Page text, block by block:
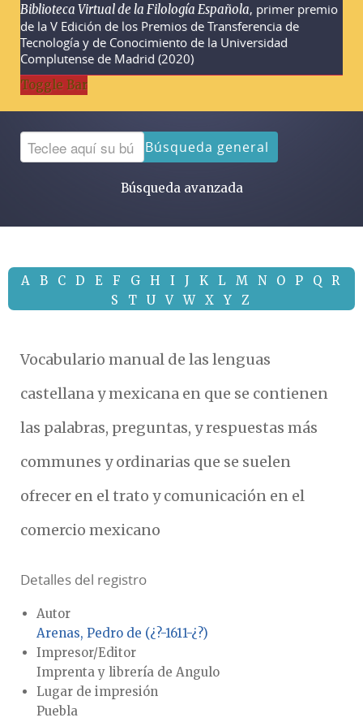
Biblioteca Virtual de la Filología Española, primer premio
de la V Edición de los Premios de Transferencia de
Tecnología y de Conocimiento de la Universidad
Complutense de Madrid (2020)
Toggle Bar
Búsqueda general
Búsqueda avanzada
A B C D E F G H I J K L M N O P Q
R
S
T U V W X Y Z
Vocabulario manual de las lenguas
castellana y mexicana en que se contienen
las palabras, preguntas, y respuestas más
communes y ordinarias que se suelen
ofrecer en el trato y comunicación en el
comercio mexicano
Detalles del registro
Autor
Arenas, Pedro de (¿?-1611-¿?)
Impresor/Editor
Imprenta y librería de Angulo
Lugar de impresión
Puebla